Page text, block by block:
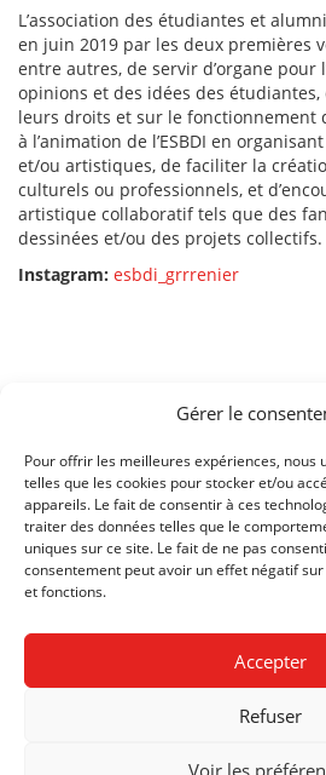
Gérer le
Pour offrir les meilleures expériences, nous
telles que les cookies pour stocker et/ou
appareils. Le fait de consentir à ces
traiter des données telles que le
uniques sur ce site. Le fait de ne pas
consentement peut avoir un effet négatif
et fonctions.
Accepter
Refuser
Voir les
L’association des étudiantes et
en juin 2019 par les deux premières
entre autres, de servir d’organe pour
opinions et des idées des
leurs droits et sur le fonctionnement
à l’animation de l’ESBDI en
et/ou artistiques, de faciliter la
culturels ou professionnels, et
artistique collaboratif tels que des
dessinées et/ou des projets collectifs.
Instagram: esbdi_grrrenier
CENTRE DE FORMATION
PROFESSIONNELLE
ARTS
RUE NECKER 2
1201 GENÈVE